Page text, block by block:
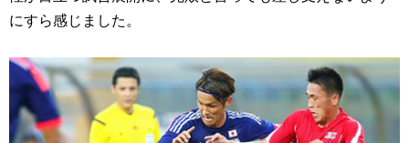
にすら感じました。